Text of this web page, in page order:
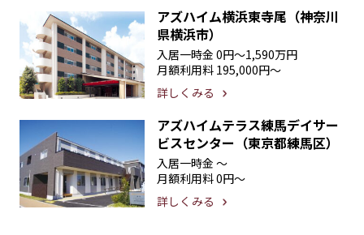
アズハイム横浜東寺尾（神奈川
県横浜市）
入居一時金 0円〜1,590万円
月額利用料 195,000円〜
詳しくみる
アズハイムテラス練馬デイサー
ビスセンター（東京都練馬区）
入居一時金 〜
月額利用料0円〜
詳しくみる